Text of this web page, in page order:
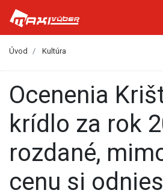
Úvod Kultúra
Ocenenia Krištáľové
krídlo za rok
rozdané,
cenu si